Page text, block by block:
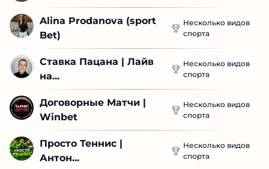
Alina Prodanova (sport
Bet)
Несколько видов
спорта
Ставка Пацана | Лайв
на...
Несколько видов
спорта
Договорные Матчи |
Winbet
Несколько видов
спорта
Просто Теннис |
Антон...
Несколько видов
спорта